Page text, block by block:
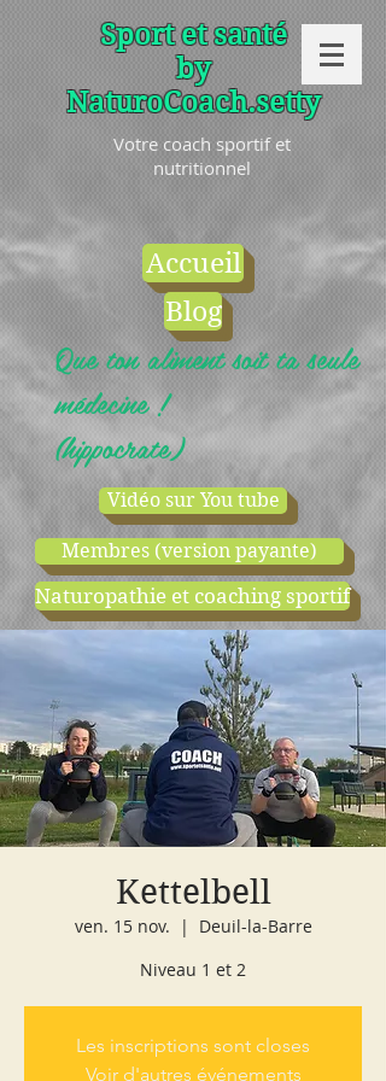
Sport et santé
by
NaturoCoach.setty
Votre coach sportif et
nutritionnel
Accueil
Blog
Que ton aliment soit ta seule
médecine !
(hippocrate)
Vidéo sur You tube
Membres (version payante)
Naturopathie et coaching sportif
cours d'essai boutique
Kettelbell
ven. 15 nov.
  |
Deuil-la-Barre
Niveau 1 et 2
Les inscriptions sont closes
Voir d'autres événements